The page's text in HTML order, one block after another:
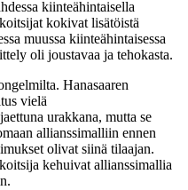
kiinteähintaisella
kokivat lisätöistä
muussa kiinteähintaisessa
oli joustavaa ja tehokasta.
Hanasaaren
vielä
urakkana, mutta se
allianssimalliin ennen
olivat siinä tilaajan.
kehuivat allianssimallia